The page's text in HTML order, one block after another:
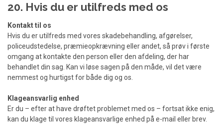
20. Hvis du er utilfreds med os
Kontakt til os
Hvis du er utilfreds med vores skadebehandling, afgørelser,
policeudstedelse, præmieopkrævning eller andet, så prøv i første
omgang at kontakte den person eller den afdeling, der har
behandlet din sag. Kan vi løse sagen på den måde, vil det være
nemmest og hurtigst for både dig og os.
Klageansvarlig enhed
Er du – efter at have drøftet problemet med os – fortsat ikke enig,
kan du klage til vores klageansvarlige enhed på e-mail eller brev.